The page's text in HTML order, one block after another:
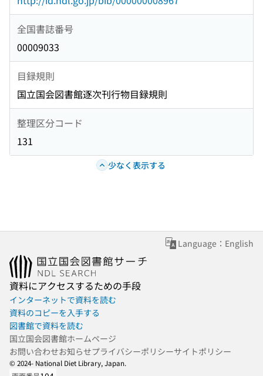
全国書誌番号
00009033
目録規則
国立国会図書館逐次刊行物目録規則
整理区分コード
131
少なく表示する
Language：English
資料にアクセスするための手段
インターネットで資料を読む
資料のコピーを入手する
図書館で資料を読む
国立国会図書館ホームページ
お問い合わせお知らせプライバシーポリシーサイトポリシー
© 2024- National Diet Library, Japan.